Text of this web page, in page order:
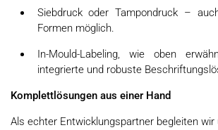
Siebdruck oder Tampondruck –
Formen möglich.
In-Mould-Labeling, wie oben
integrierte und robuste
Komplettlösungen aus einer Hand
Als echter Entwicklungspartner begleiten wir